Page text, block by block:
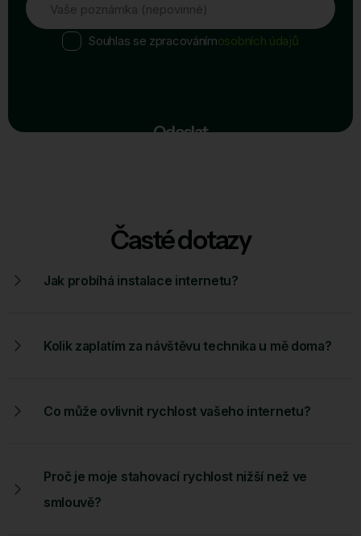
Vaše poznámka (nepovinné)
Souhlas se zpracovánímosobních údajů
Odeslat
Časté dotazy
Jak probíhá instalace internetu?
Kolik zaplatím za návštěvu technika u mě doma?
Co může ovlivnit rychlost vašeho internetu?
Proč je moje stahovací rychlost nižší než ve
smlouvě?